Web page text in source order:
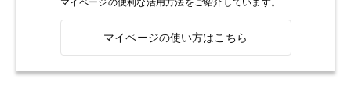
マイページの使い方はこちら